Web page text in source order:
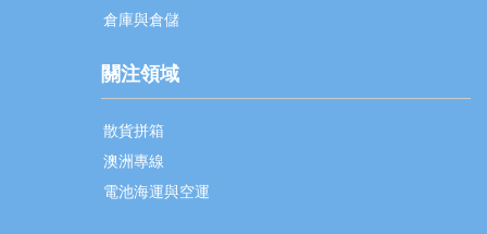
倉庫與倉儲
關注領域
散貨拼箱
澳洲專線
電池海運與空運